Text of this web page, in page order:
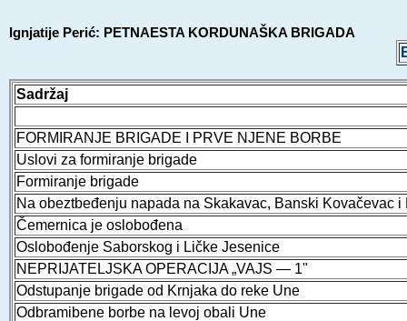
Ignjatije Perić: PETNAESTA KORDUNAŠKA BRIGADA
Sadržaj
FORMIRANJE BRIGADE I PRVE NJENE BORBE
Uslovi za formiranje brigade
Formiranje brigade
Na obeztbeđenju napada na Skakavac, Banski Kovačevac i
Čemernica je oslobođena
Oslobođenje Saborskog i Ličke Jesenice
NEPRIJATELJSKA OPERACIJA „VAJS — 1"
Odstupanje brigade od Krnjaka do reke Une
Odbramibene borbe na levoj obali Une